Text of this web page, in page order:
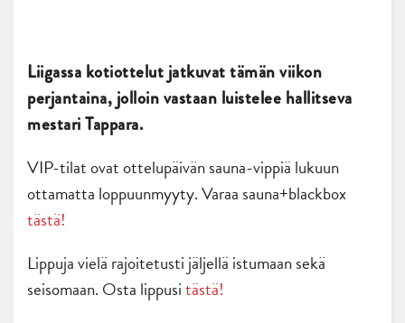
Liigassa kotiottelut jatkuvat tämän viikon
perjantaina, jolloin vastaan luistelee hallitseva
mestari Tappara.
VIP-tilat ovat ottelupäivän sauna-vippiä lukuun
ottamatta loppuunmyyty. Varaa sauna+blackbox
tästä!
Lippuja vielä rajoitetusti jäljellä istumaan sekä
seisomaan. Osta lippusitästä!